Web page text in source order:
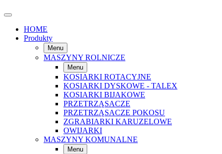
HOME
Produkty
Menu
MASZYNY ROLNICZE
Menu
KOSIARKI ROTACYJNE
KOSIARKI DYSKOWE - TALEX
KOSIARKI BIJAKOWE
PRZETRZĄSACZE
PRZETRZĄSACZE POKOSU
ZGRABIARKI KARUZELOWE
OWIJARKI
MASZYNY KOMUNALNE
Menu